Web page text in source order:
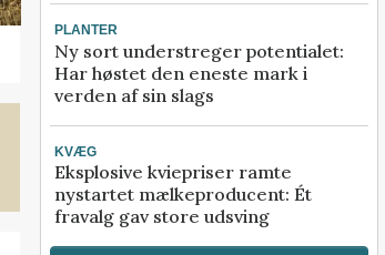
PLANTER
Ny sort understreger potentialet:
Har høstet den eneste mark i
verden af sin slags
KVÆG
Eksplosive kviepriser ramte
nystartet mælkeproducent: Ét
fravalg gav store udsving